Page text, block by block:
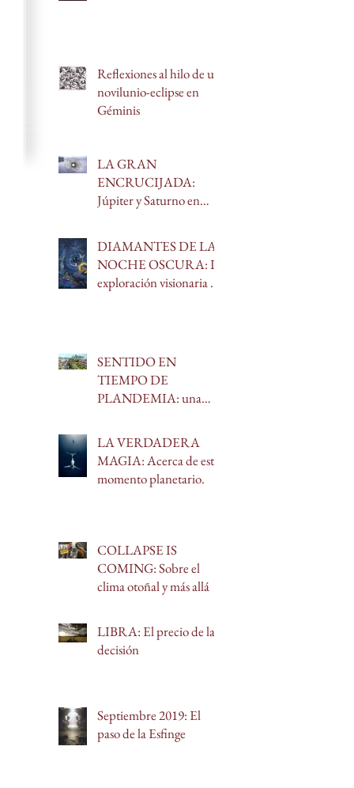
Reflexiones al hilo de un
novilunio-eclipse en
Géminis
LA GRAN
ENCRUCIJADA:
Júpiter y Saturno en
DIAMANTES DE LA
NOCHE OSCURA: La
exploración visionaria de
SENTIDO EN
TIEMPO DE
PLANDEMIA: una
arquetípica.
LA VERDADERA
MAGIA: Acerca de este
momento planetario.
COLLAPSE IS
COMING: Sobre el
clima otoñal y más allá
LIBRA: El precio de la
decisión
Septiembre 2019: El
paso de la Esfinge